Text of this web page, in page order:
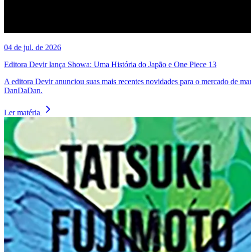
04 de jul. de 2026
Editora Devir lança Showa: Uma História do Japão e One Piece 13
A editora Devir anunciou suas mais recentes novidades para o mercado de
DanDaDan.
Ler matéria